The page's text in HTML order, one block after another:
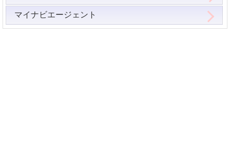
マイナビエージェント